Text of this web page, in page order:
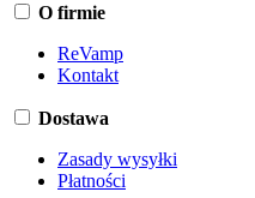
O firmie
ReVamp
Kontakt
Dostawa
Zasady wysyłki
Płatności